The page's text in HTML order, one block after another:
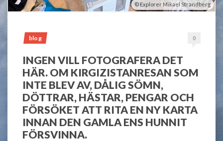
Explorer Mikael Strandberg
blog 0
INGEN VILL FOTOGRAFERA DET
HÄR. OM KIRGIZISTANRESAN SOM
INTE BLEV AV, DÅLIG SÖMN,
DÖTTRAR, HÄSTAR, PENGAR OCH
FÖRSÖKET ATT RITA EN NY KARTA
INNAN DEN GAMLA ENS HUNNIT
FÖRSVINNA.